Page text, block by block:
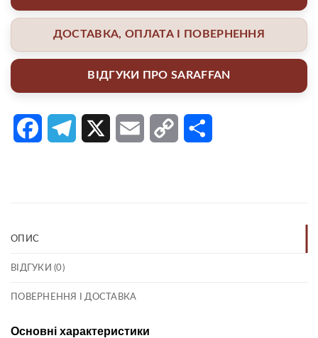
ДОСТАВКА, ОПЛАТА І ПОВЕРНЕННЯ
ВІДГУКИ ПРО SARAFFAN
FacebookTelegram Email Copy
ОПИС
ВІДГУКИ (0)
ПОВЕРНЕННЯ І ДОСТАВКА
Основні характеристики